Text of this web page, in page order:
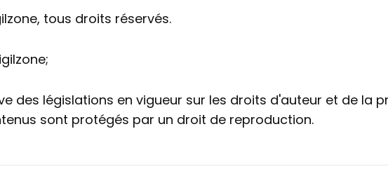
tous droits réservés.
des législations en vigueur sur les droits d'auteur et de la
sont protégés par un droit de reproduction.